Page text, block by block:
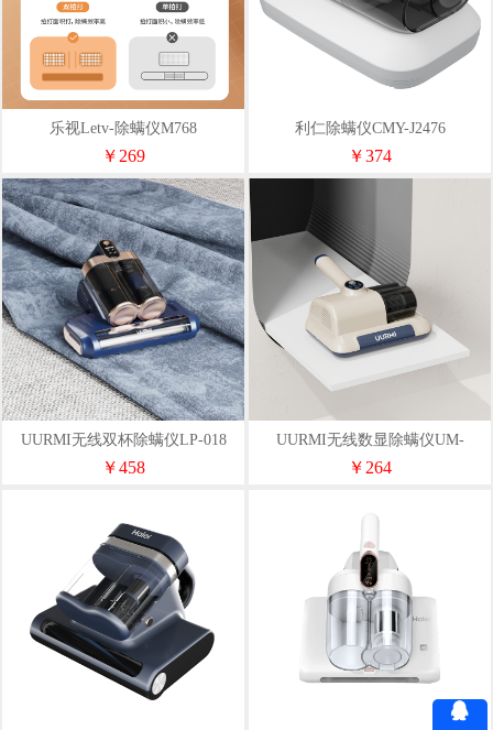
乐视Letv-除螨仪M768
￥269
利仁除螨仪CMY-J2476
￥374
UURMI无线双杯除螨仪LP-018
￥458
UURMI无线数显除螨仪UM-
CM001
￥264